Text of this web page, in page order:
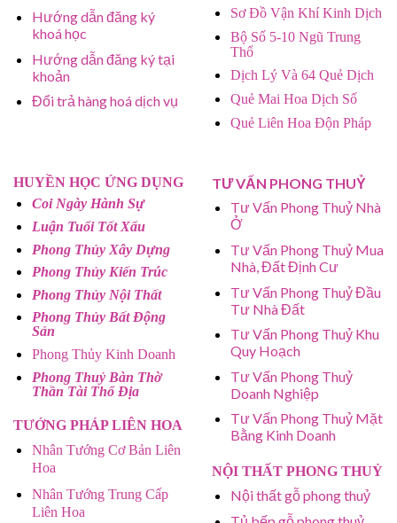
Hướng dẫn đăng ký
khoá học
Hướng dẫn đăng ký tại
khoản
Đổi trả hàng hoá dịch vụ
Sơ Đồ Vận Khí Kinh Dịch
Bộ Số 5-10 Ngũ Trung
Thổ
Dịch Lý Và 64 Quẻ Dịch
Quẻ Mai Hoa Dịch Số
Quẻ Liên Hoa Độn Pháp
HUYỀN HỌC ỨNG DỤNG
Coi Ngày Hành Sự
Luận Tuổi Tốt Xấu
Phong Thủy Xây Dựng
Phong Thủy Kiến Trúc
Phong Thủy Nội Thất
Phong Thủy Bất Động
Sản
Phong Thủy Kinh Doanh
Phong Thuỷ Bàn Thờ
Thần Tài Thổ Địa
TƯỚNG PHÁP LIÊN HOA
Nhân Tướng Cơ Bản Liên
Hoa
Nhân Tướng Trung Cấp
Liên Hoa
TƯ VẤN PHONG THUỶ
Tư Vấn Phong Thuỷ Nhà
Ở
Tư Vấn Phong Thuỷ Mua
Nhà, Đất Định Cư
Tư Vấn Phong Thuỷ Đầu
Tư Nhà Đất
Tư Vấn Phong Thuỷ Khu
Quy Hoạch
Tư Vấn Phong Thuỷ
Doanh Nghiệp
Tư Vấn Phong Thuỷ Mặt
Bằng Kinh Doanh
NỘI THẤT PHONG THUỶ
Nội thất gỗ phong thuỷ